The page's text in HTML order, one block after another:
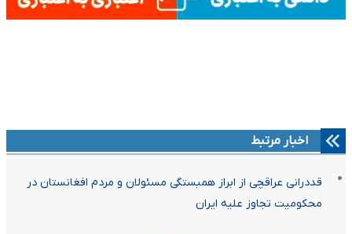
اخبار مرتبط
قددرانی عراقچی از ابراز همبستگی مسئولان و مردم افغانستان در
محکومیت تجاوز علیه ایران